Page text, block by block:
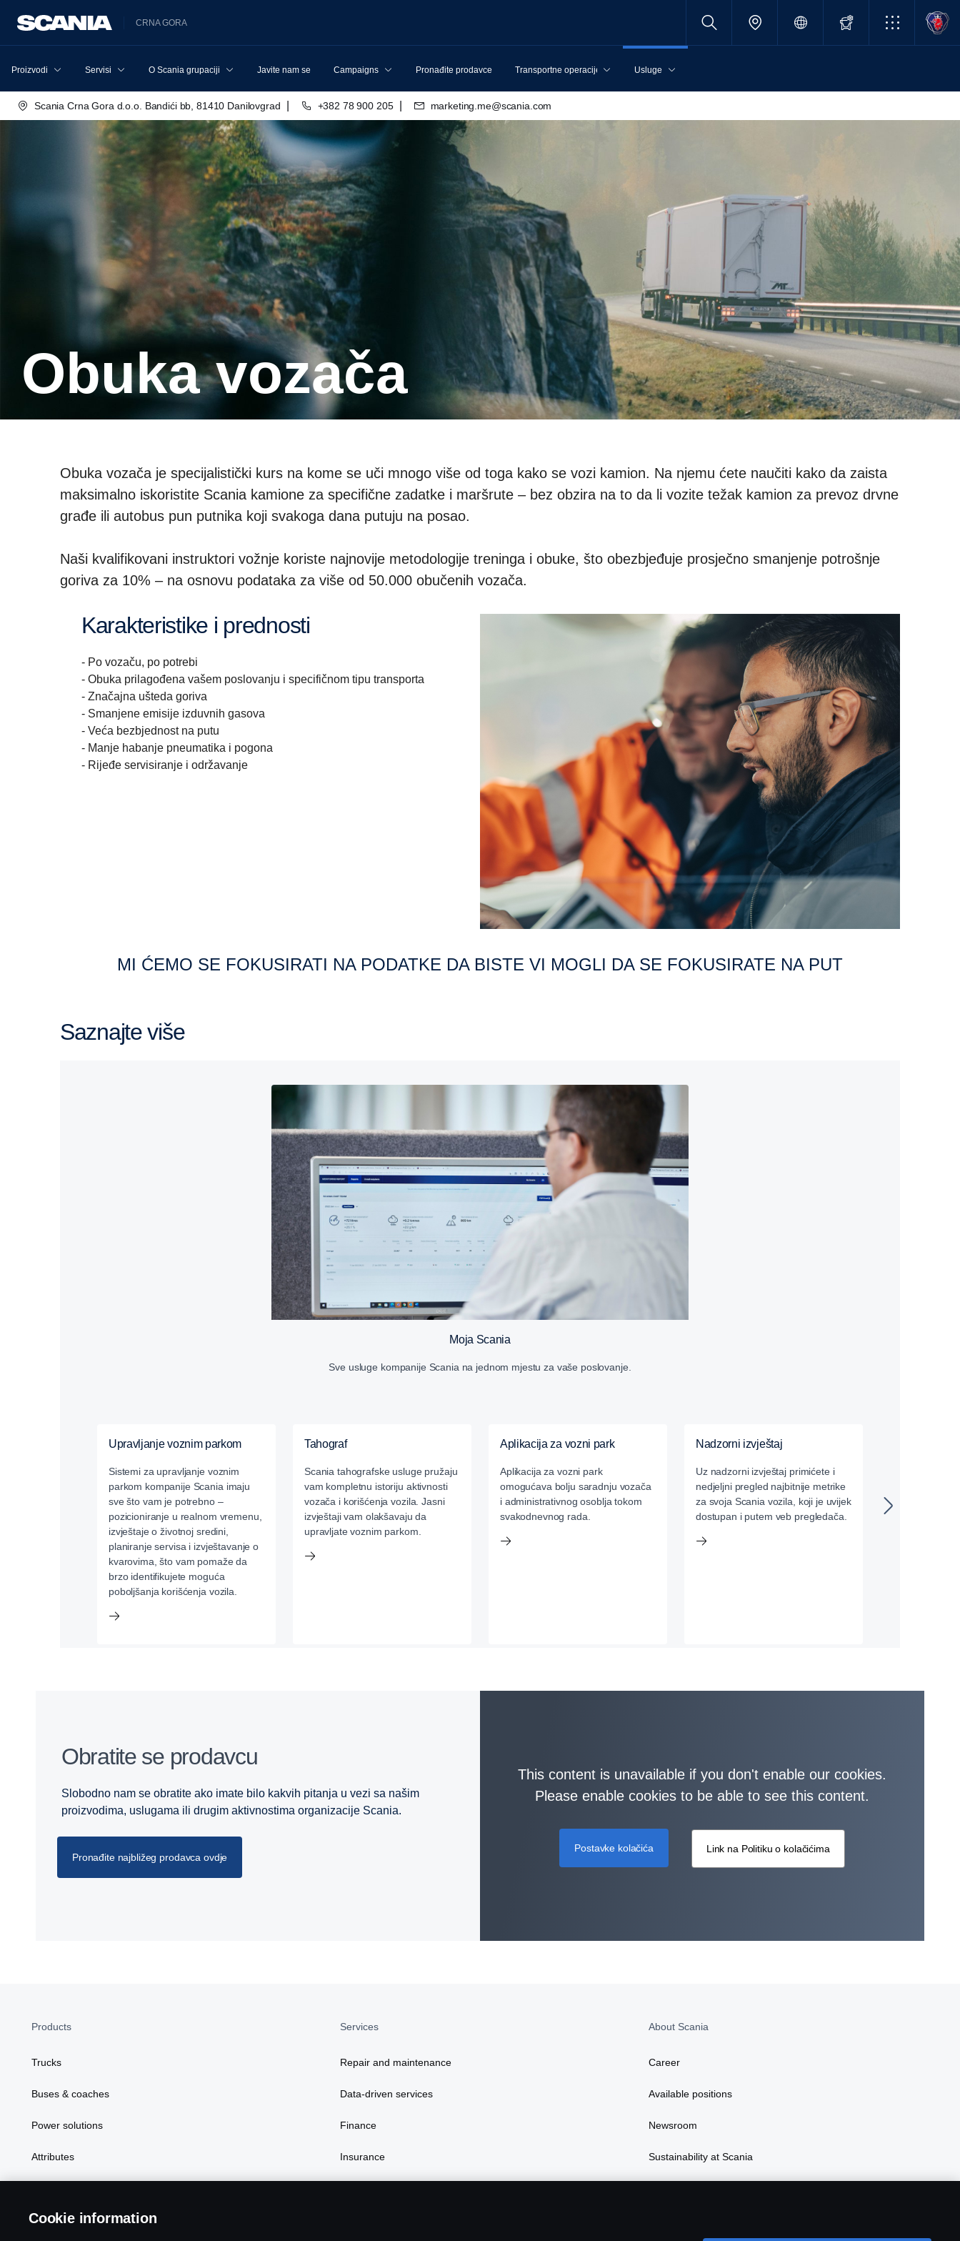
CRNA GORA
Proizvodi Servisi O Scania grupaciji Javite nam se Campaigns Pronađite prodavce Transportne operacije Usluge
Scania Crna Gora d.o.o. Bandići bb, 81410 Danilovgrad +382 78 900 205 marketing.me@scania.com
Obuka vozača
Obuka vozača je specijalistički kurs na kome se uči mnogo više od toga kako se vozi kamion. Na njemu ćete naučiti kako da zaista
maksimalno iskoristite Scania kamione za specifične zadatke i maršrute – bez obzira na to da li vozite težak kamion za prevoz drvne
građe ili autobus pun putnika koji svakoga dana putuju na posao.
Naši kvalifikovani instruktori vožnje koriste najnovije metodologije treninga i obuke, što obezbjeđuje prosječno smanjenje potrošnje
goriva za 10% – na osnovu podataka za više od 50.000 obučenih vozača.
karakteristike i prednosti
- Po vozaču, po potrebi
- Obuka prilagođena vašem poslovanju i specifičnom tipu transporta
- Značajna ušteda goriva
- Smanjene emisije izduvnih gasova
- Veća bezbjednost na putu
- Manje habanje pneumatika i pogona
- Rijeđe servisiranje i održavanje
MI ĆEMO SE FOKUSIRATI NA PODATKE DA BISTE VI MOGLI DA SE FOKUSIRATE NA PUT
Saznajte više
Moja Scania
Sve usluge kompanije Scania na jednom mjestu za vaše poslovanje.
Upravljanje voznim parkom
Sistemi za upravljanje voznim
parkom kompanije Scania imaju
sve što vam je potrebno –
pozicioniranje u realnom vremenu,
izvještaje o životnoj sredini,
planiranje servisa i izvještavanje o
kvarovima, što vam pomaže da
brzo identifikujete moguća
poboljšanja korišćenja vozila.
Tahograf
Scania tahografske usluge pružaju
vam kompletnu istoriju aktivnosti
vozača i korišćenja vozila. Jasni
izvještaji vam olakšavaju da
upravljate voznim parkom.
Aplikacija za vozni park
Aplikacija za vozni park
omogućava bolju saradnju vozača
i administrativnog osoblja tokom
svakodnevnog rada.
Nadzorni izvještaj
Uz nadzorni izvještaj primićete i
nedjeljni pregled najbitnije metrike
za svoja Scania vozila, koji je uvijek
dostupan i putem veb pregledača.
za upravljanje
Obratite se prodavcu
Slobodno nam se obratite ako imate bilo kakvih pitanja u vezi sa našim
proizvodima, uslugama ili drugim aktivnostima organizacije Scania.
Pronađite najbližeg prodavca ovdje
This content is unavailable if you don't enable our cookies.
Please enable cookies to be able to see this content.
Postavke kolačića Link na Politiku o kolačićima
Products
Trucks
Buses & coaches
Power solutions
Attributes
Services
Repair and maintenance
Data-driven services
Finance
Insurance
About Scania
Career
Available positions
Newsroom
Sustainability at Scania
Cookie information